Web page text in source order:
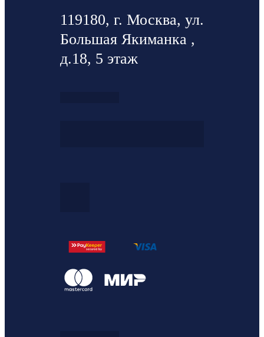
119180, г. Москва, ул.
Большая Якиманка ,
д.18, 5 этаж